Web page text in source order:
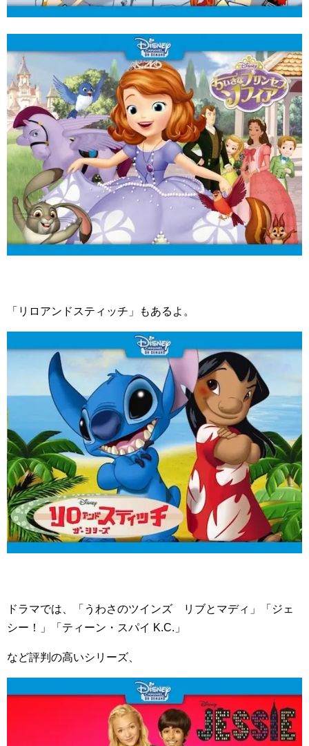
「リロアンドスティッチ」もあるよ。
ドラマでは、「うわさのツインズ リブとマディ」「ジェ
シー！」「ティーン・スパイ K.C.」
など評判の高いシリーズ、